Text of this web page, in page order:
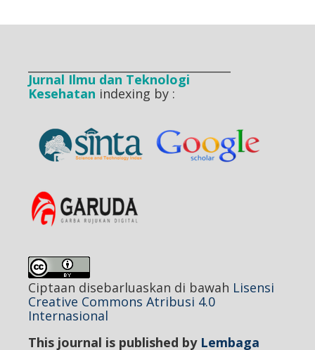
Jurnal Ilmu dan Teknologi
Kesehatan indexing by :
Ciptaan disebarluaskan di bawah Lisensi
Creative Commons Atribusi 4.0
Internasional
This journal is published by Lembaga